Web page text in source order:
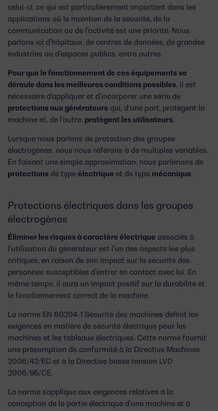
celui-ci, ce qui est particulièrement important dans les
applications où le maintien de la sécurité, de la
communication ou de l'activité est une priorité. Nous
parlons ici d'hôpitaux, de centres de données, de grandes
industries ou d'espaces publics, entre autres.
Pour que le fonctionnement de ces équipements se
déroule dans les meilleures conditions possibles , il est
nécessaire d’appliquer et d’incorporer une série de
protections aux générateurs qui, d’une part, protègent la
machine et, de l’autre, protègent les utilisateurs
Lorsque nous parlons de protection des groupes
électrogènes, nous nous référons à de multiples variables.
En faisant une simple approximation, nous parlerions de
protections de type électrique et de type mécanique
Protections électriques dans les groupes
électrogènes
Éliminer les risques à caractère électrique associés à
l'utilisation du générateur est l'un des aspects les plus
critiques, en raison de son impact sur la sécurité des
personnes susceptibles d'entrer en contact avec lui. En
même temps, il aura un impact positif sur la durabilité et
le fonctionnement correct de la machine.
La norme EN 60204-1 Sécurité des machines définit les
exigences en matière de sécurité électrique pour les
machines et les tableaux électriques. Cette norme fournit
une présomption de conformité à la Directive Machines
2006/42/EC et à la Directive basse tension LVD
2006/95/CE.
La norme s'applique aux exigences relatives à la
conception de la partie électrique d'une machine et à